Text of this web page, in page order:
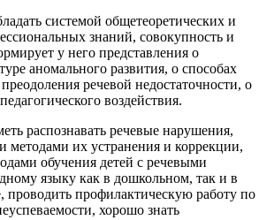
системой общетеоретических и
знаний, совокупность и
у него представления о
аномального развития, о способах
речевой недостаточности, о
воздействия.
распознавать речевые нарушения,
методами их устранения и коррекции,
обучения детей с речевыми
языку как в дошкольном, так и в
проводить профилактическую работу по
хорошо знать